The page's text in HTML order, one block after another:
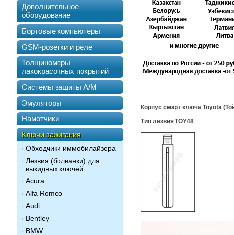
Дополнительное
оборудование
Бортовые компьютеры
GSM-розетки и реле
Толщиномеры
лакокрасочных покрытий
Системы защиты А/М
Эмуляторы
Намотчики
Ключи зажигания
Обходчики иммобилайзера
Лезвия (болванки) для
выкидных ключей
Acura
Alfa Romeo
Audi
Bentley
BMW
Корпус смарт ключа Toyota
Тип лезвия TOY48